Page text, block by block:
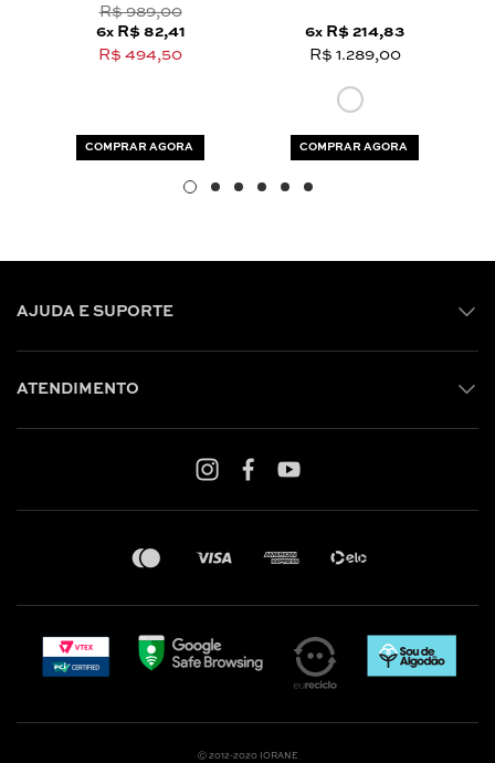
R$ 989,00
6x R$ 82,41
R$ 494,50
COMPRAR AGORA
6x R$ 214,83
R$ 1.289,00
COMPRAR AGORA
AJUDA E SUPORTE
ATENDIMENTO
Whatsapp: (31) 97219-6604
Nossas Lojas
Ⓒ 2012-2020 IORANE